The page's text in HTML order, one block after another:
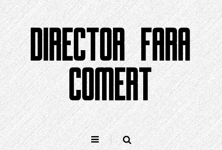
Sari
la
conținut
DIRECTOR FARA
COMERT